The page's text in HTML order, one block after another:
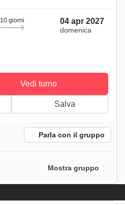
10 giorni 04 apr 2027
domenica
Vedi turno
Salva
Parla con il gruppo
Mostra gruppo